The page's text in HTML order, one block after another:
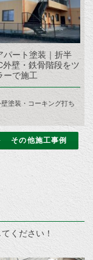
パート塗装｜折半
外壁・鉄骨階段をツ
ーで施工
塗装・コーキング打ち
その他施工事例
ください！